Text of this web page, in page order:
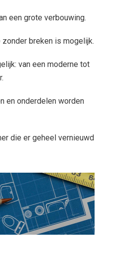
een grote verbouwing.
zonder breken is mogelijk.
van een moderne tot
en onderdelen worden
die er geheel vernieuwd